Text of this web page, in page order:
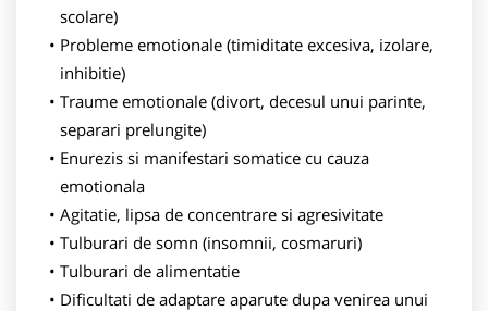
scolare)
Probleme emotionale (timiditate excesiva, izolare,
inhibitie)
Traume emotionale (divort, decesul unui parinte,
separari prelungite)
Enurezis si manifestari somatice cu cauza
emotionala
Agitatie, lipsa de concentrare si agresivitate
Tulburari de somn (insomnii, cosmaruri)
Tulburari de alimentatie
Dificultati de adaptare aparute dupa venirea unui